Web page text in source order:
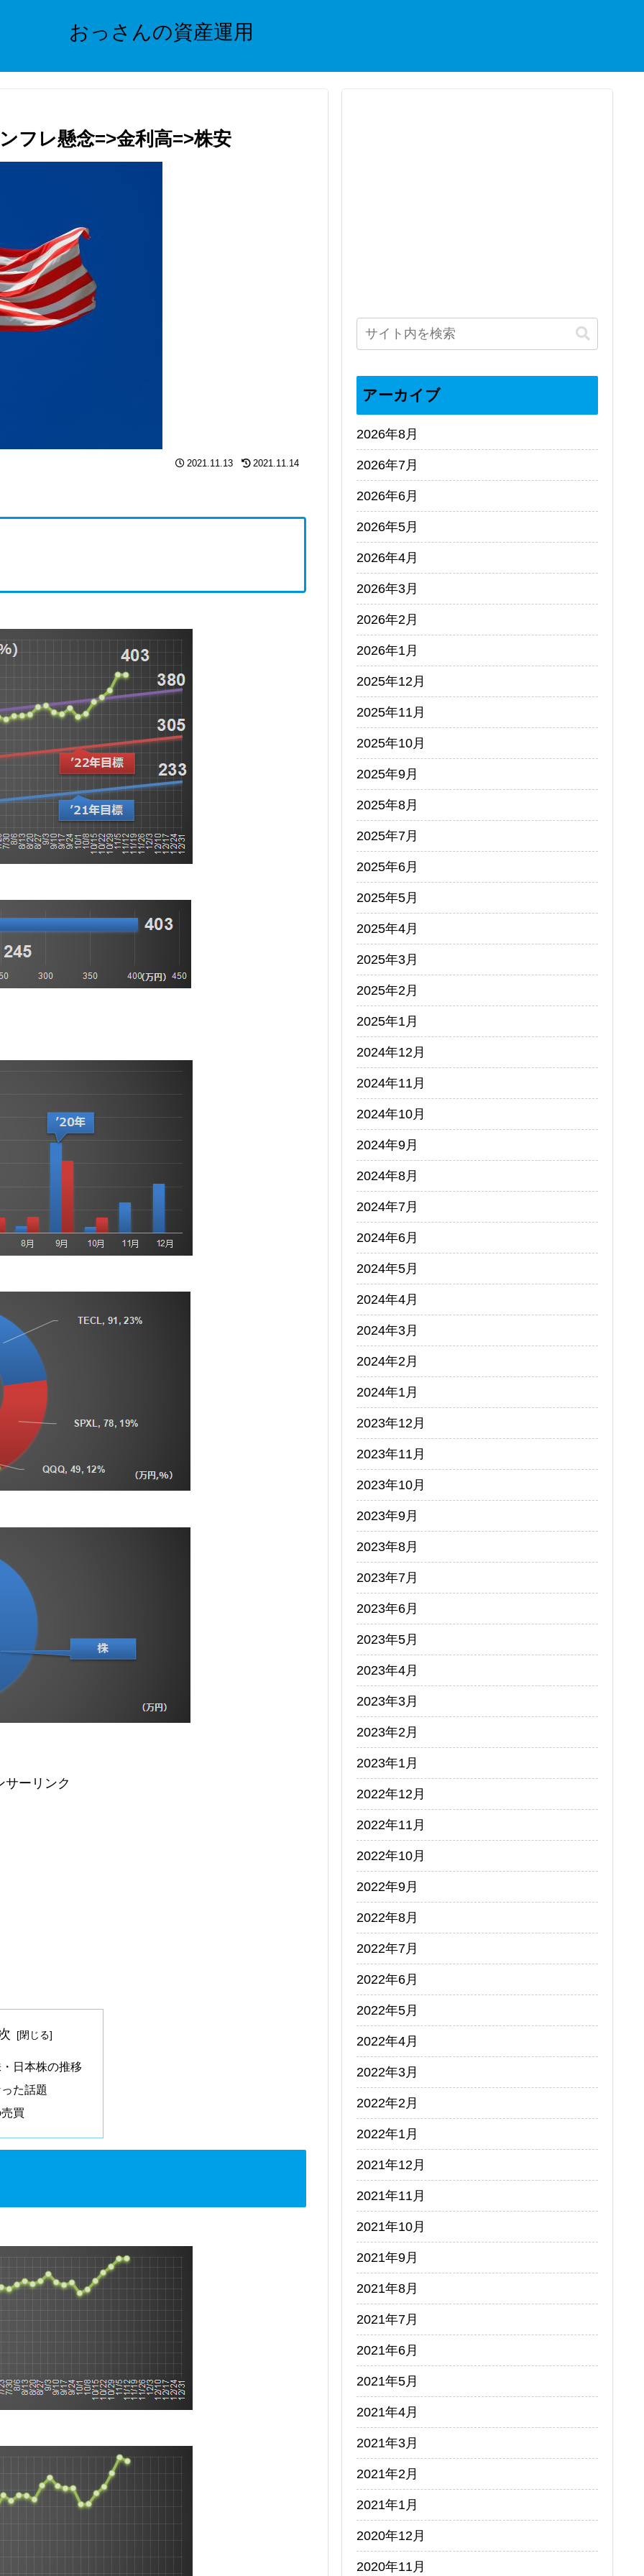
おっさんの資産運用
フレ懸念=>金利高=>株安
2021.11.13 2021.11.14
サーリンク
日本株の推移
た話題
買
アーカイブ
2026年8月
2026年7月
2026年6月
2026年5月
2026年4月
2026年3月
2026年2月
2026年1月
2025年12月
2025年11月
2025年10月
2025年9月
2025年8月
2025年7月
2025年6月
2025年5月
2025年4月
2025年3月
2025年2月
2025年1月
2024年12月
2024年11月
2024年10月
2024年9月
2024年8月
2024年7月
2024年6月
2024年5月
2024年4月
2024年3月
2024年2月
2024年1月
2023年12月
2023年11月
2023年10月
2023年9月
2023年8月
2023年7月
2023年6月
2023年5月
2023年4月
2023年3月
2023年2月
2023年1月
2022年12月
2022年11月
2022年10月
2022年9月
2022年8月
2022年7月
2022年6月
2022年5月
2022年4月
2022年3月
2022年2月
2022年1月
2021年12月
2021年11月
2021年10月
2021年9月
2021年8月
2021年7月
2021年6月
2021年5月
2021年4月
2021年3月
2021年2月
2021年1月
2020年12月
2020年11月